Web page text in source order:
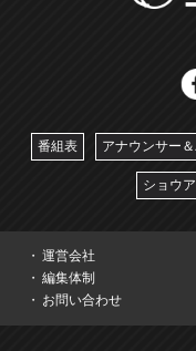
番組表 アナウンサー
ショウ
運営会社
編集体制
お問い合わせ